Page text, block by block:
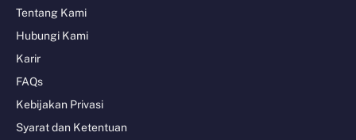
Tentang Kami
Hubungi Kami
Karir
FAQs
Kebijakan Privasi
Syarat dan Ketentuan